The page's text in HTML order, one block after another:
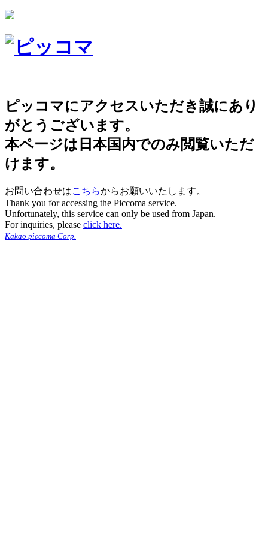
ピッコマにアクセスいただき誠にあり
がとうございます。
本ページは日本国内でのみ閲覧いただ
けます。
お問い合わせはこちらからお願いいたします。
Thank you for accessing the Piccoma service.
Unfortunately, this service can only be used from Japan.
For inquiries, please click here.
Kakao piccoma Corp.